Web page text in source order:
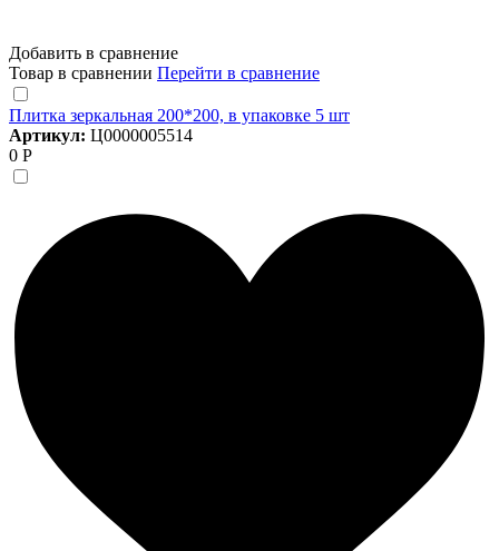
Добавить в сравнение
Товар в сравнении Перейти в сравнение
Плитка зеркальная 200*200, в упаковке 5 шт
Артикул: Ц0000005514
0 Р